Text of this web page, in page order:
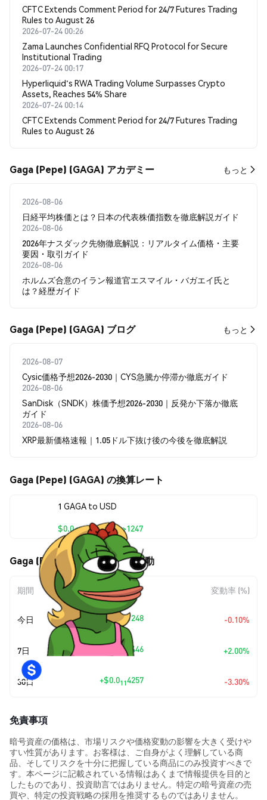
CFTC Extends Comment Period for 24/7 Futures Trading
Rules to August 26
2026-07-24 00:26
Zama Launches Confidential RFQ Protocol for Secure
Institutional Trading
2026-07-24 00:17
Hyperliquid's RWA Trading Volume Surpasses Crypto
Assets, Reaches 54% Share
2026-07-24 00:14
CFTC Extends Comment Period for 24/7 Futures Trading
Rules to August 26
Gaga (Pepe) (GAGA) アカデミー もっと
2026-08-06
日経平均株価とは？日本の代表株価指数を徹底解説ガイド
2026-08-06
2026年ナスダック先物徹底解説：リアルタイム価格・主要
要因・取引ガイド
2026-08-06
ホルムズ合意のイラン報道官エスマイル・バガエイ氏と
は？経歴ガイド
Gaga (Pepe) (GAGA) ブログ もっと
2026-08-07
Cysic価格予想2026-2030｜CYS急騰か停滞か徹底ガイド
2026-08-06
SanDisk（SNDK）株価予想2026-2030｜反発か下落か徹底
ガイド
2026-08-06
XRP最新価格速報｜1.05ドル下抜け後の今後を徹底解説
Gaga (Pepe) (GAGA) の換算レート
1 GAGA to USD
$0.0<sub>9</sub>1247
Gaga (Pepe) (GAGA) の価格変動
期間 金額変動 変動率 (%)
今日 +$0.0 121248 -0.10%
7日 +$0.0 11 2446 +2.00%
30日 +$0.0114257 -3.30%
免責事項
暗号資産の価格は、市場リスクや価格変動の影響を大きく受けや
すい性質があります。お客様は、ご自身がよく理解している商
品、そしてリスクを十分に把握している商品にのみ投資すべきで
す。本ページに記載されている情報はあくまで情報提供を目的と
したものであり、投資助言ではありません。特定の暗号資産の売
買や、特定の投資戦略の採用を推奨するものではありません。